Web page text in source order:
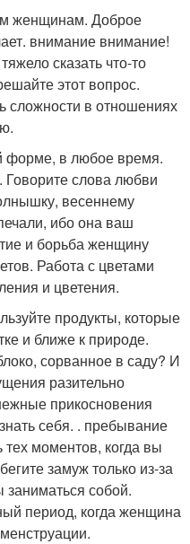
женщинам. Доброе
внимание внимание!
сказать что-то
этот вопрос.
сложности в отношениях
в любое время.
слова любви
весеннему
ибо она ваш
и борьба женщину
Работа с цветами
и цветения.
продукты, которые
и ближе к природе.
сорванное в саду? И
разительно
прикосновения
себя. . пребывание
моментов, когда вы
замуж только из-за
заниматься собой.
период, когда женщина